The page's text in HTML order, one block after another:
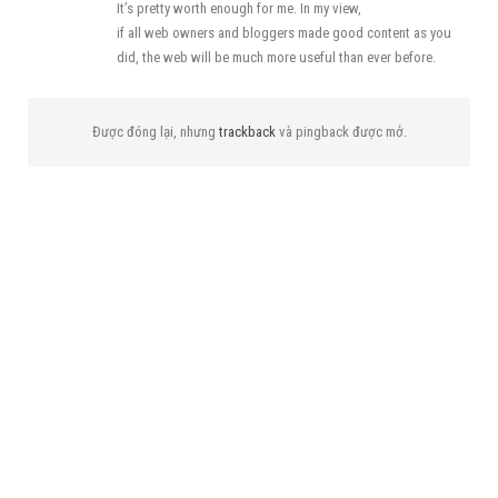
It’s pretty worth enough for me. In my view,
if all web owners and bloggers made good content as you
did, the web will be much more useful than ever before.
Được đóng lại, nhưngtrackback và pingback được mở.